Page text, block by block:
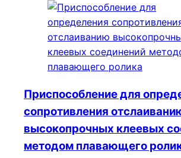
Приспособление для
сопротивления
высокопрочных клеевых
методом плавающего